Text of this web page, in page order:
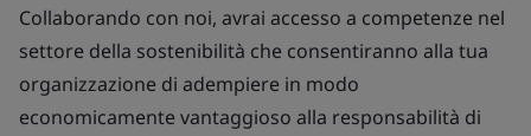
Collaborando con noi, avrai accesso a competenze nel
settore della sostenibilità che consentiranno alla tua
organizzazione di adempiere in modo
economicamente vantaggioso alla responsabilità di